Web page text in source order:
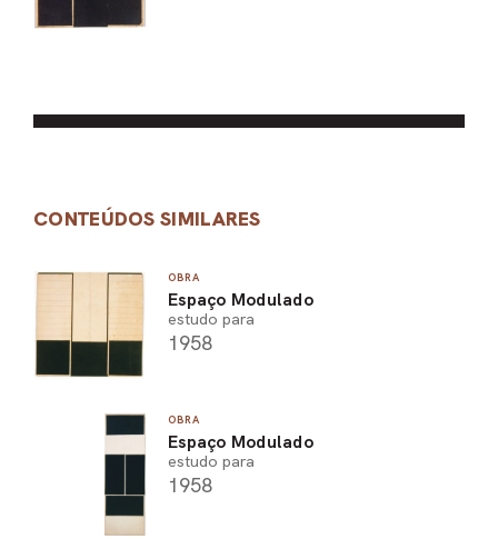
CONTEÚDOS SIMILARES
OBRA
Espaço Modulado
estudo para
1958
OBRA
Espaço Modulado
estudo para
1958